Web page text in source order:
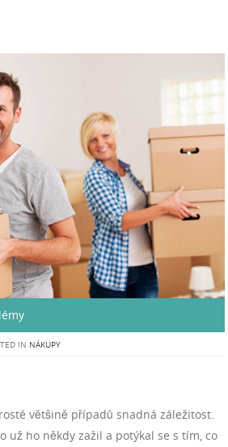
IN NÁKUPY
většině případů snadná záležitost.
už ho někdy zažil a potýkal se s tím, co